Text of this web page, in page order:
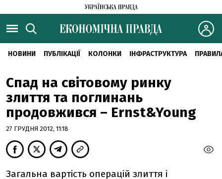
НОВИНИ ПУБЛІКАЦІЇ КОЛОНКИ ІНФРАСТРУКТУРА
Спад на світовому ринку
злиття та поглинань
продовжився – Ernst&Young
27 ГРУДНЯ 2012, 11:18
Загальна вартість операцій злиття і